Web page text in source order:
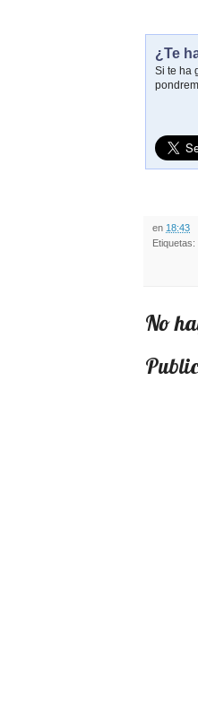
¿Te
Si te ha
en 18:43
Etiquetas:
No